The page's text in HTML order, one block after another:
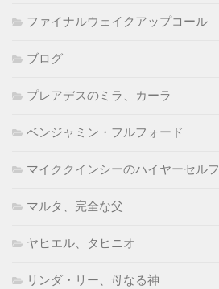
ファイナルウェイクアップコール
ブログ
プレアデスのミラ、カーラ
ベンジャミン・フルフォード
マイククインシーのハイヤーセルフ
マルタ、完全な父
ヤヒエル、タヒニオ
リンダ・リー、母なる神